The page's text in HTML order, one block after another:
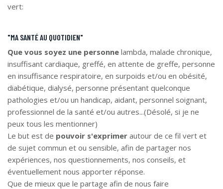
vert:
"MA SANTÉ AU QUOTIDIEN"
Que vous soyez une personne lambda, malade chronique,
insuffisant cardiaque, greffé, en attente de greffe, personne
en insuffisance respiratoire, en surpoids et/ou en obésité,
diabétique, dialysé, personne présentant quelconque
pathologies et/ou un handicap, aidant, personnel soignant,
professionnel de la santé et/ou autres...(Désolé, si je ne
peux tous les mentionner)
Le but est de pouvoir s'exprimer autour de ce fil vert et
de sujet commun et ou sensible, afin de partager nos
expériences, nos questionnements, nos conseils, et
éventuellement nous apporter réponse.
Que de mieux que le partage afin de nous faire